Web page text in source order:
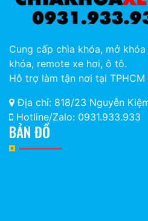
Cung cấp chìa khóa, mở
khóa, remote xe hơi, ô tô.
Hỗ trợ làm tận nơi tại
Địa chỉ: 818/23 Nguyễn
Hotline/Zalo: 0931.933.933
BẢN ĐỒ